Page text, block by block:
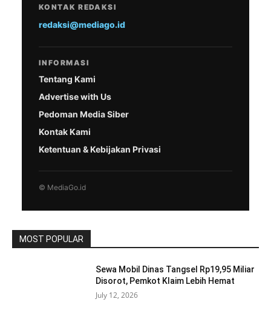
KONTAK REDAKSI
redaksi@mediago.id
INFORMASI
Tentang Kami
Advertise with Us
Pedoman Media Siber
Kontak Kami
Ketentuan & Kebijakan Privasi
© MediaGo.id
MOST POPULAR
Sewa Mobil Dinas Tangsel Rp19,95 Miliar
Disorot, Pemkot Klaim Lebih Hemat
July 12, 2026